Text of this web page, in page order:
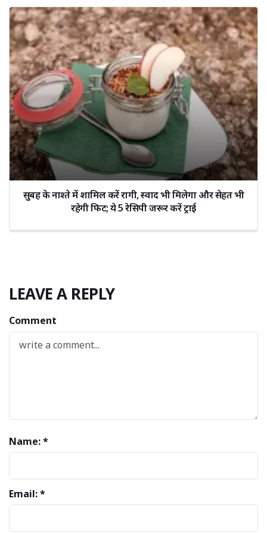
सुबह के नाश्ते में शामिल करें रागी, स्वाद भी मिलेगा और सेहत भी
रहेगी फिट; ये 5 रेसिपी जरूर करें ट्राई
LEAVE A REPLY
Comment
Name: *
Email: *